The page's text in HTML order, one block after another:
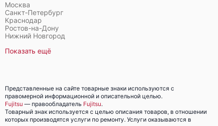
Fujitsu Primergy CX400 M1
Москва
Санкт-Петербург
Краснодар
Ростов-на-Дону
Нижний Новгород
Показать ещё
Представленные на сайте товарные знаки используются с
правомерной информационной и описательной целью.
Fujitsu — правообладатель Fujitsu.
Товарный знак используется с целью описания товаров, в отношении
которых производятся услуги по ремонту. Услуги оказываются в